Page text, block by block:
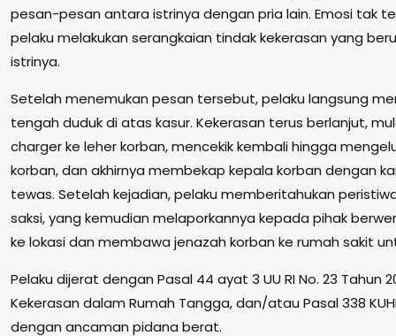
pesan-pesan antara istrinya dengan pria lain. Emosi tak
pelaku melakukan serangkaian tindak kekerasan yang
istrinya.
Setelah menemukan pesan tersebut, pelaku langsung
tengah duduk di atas kasur. Kekerasan terus berlanjut,
charger ke leher korban, mencekik kembali hingga
korban, dan akhirnya membekap kepala korban dengan
tewas. Setelah kejadian, pelaku memberitahukan
saksi, yang kemudian melaporkannya kepada pihak
ke lokasi dan membawa jenazah korban ke rumah sakit
Pelaku dijerat dengan Pasal 44 ayat 3 UU RI No. 23 Tahun
Kekerasan dalam Rumah Tangga, dan/atau Pasal 338
dengan ancaman pidana berat.